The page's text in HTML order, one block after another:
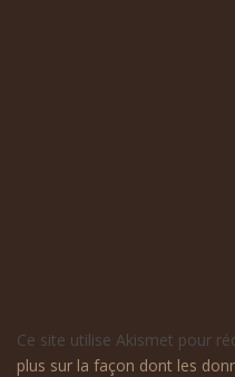
Ce site utilise Akismet pour
plus sur la façon dont les